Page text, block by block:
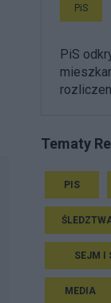
PiS
PiS
Tematy
PIS
SEJM I
MEDIA